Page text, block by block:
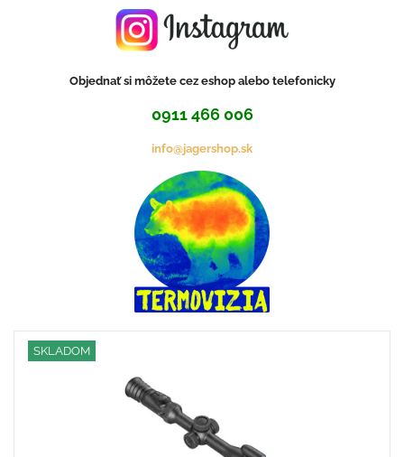
Objednať si môžete cez eshop alebo telefonicky
0911 466 006
info@jagershop.sk
SKLADOM